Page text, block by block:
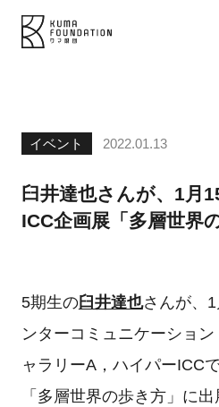
イベント 2022.01.13
臼井達也さんが、1月
ICC企画展「多層世界
5期生の臼井達也さんが、
ンターコミュニケーショ
ャラリーA，ハイパーICC
「多層世界の歩き方」に出